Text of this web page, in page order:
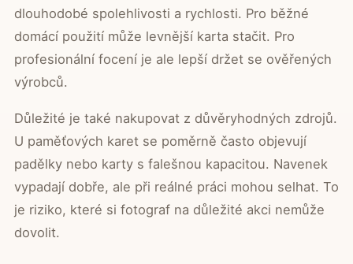
dlouhodobé spolehlivosti a rychlosti. Pro běžné
domácí použití může levnější karta stačit. Pro
profesionální focení je ale lepší držet se ověřených
výrobců.
Důležité je také nakupovat z důvěryhodných zdrojů.
U paměťových karet se poměrně často objevují
padělky nebo karty s falešnou kapacitou. Navenek
vypadají dobře, ale při reálné práci mohou selhat. To
je riziko, které si fotograf na důležité akci nemůže
dovolit.